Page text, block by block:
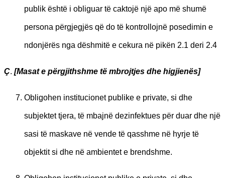
publik është i obliguar të caktojë një apo më shumë
persona përgjegjës që do të kontrollojnë posedimin e
ndonjërës nga dëshmitë e cekura në pikën 2.1 deri 2.4
Ç. [Masat e përgjithshme të mbrojtjes dhe higjienës]
Obligohen institucionet publike e private, si dhe
subjektet tjera, të mbajnë dezinfektues për duar dhe një
sasi të maskave në vende të qasshme në hyrje të
objektit si dhe në ambientet e brendshme.